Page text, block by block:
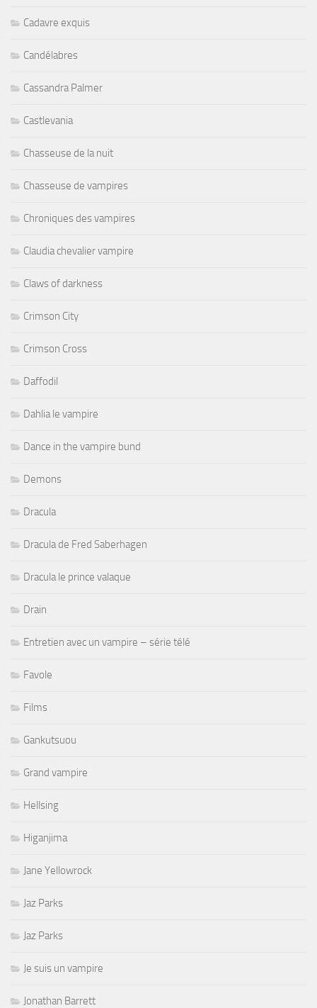
Cadavre exquis
Candélabres
Cassandra Palmer
Castlevania
Chasseuse de la nuit
Chasseuse de vampires
Chroniques des vampires
Claudia chevalier vampire
Claws of darkness
Crimson City
Crimson Cross
Daffodil
Dahlia le vampire
Dance in the vampire bund
Demons
Dracula
Dracula de Fred Saberhagen
Dracula le prince valaque
Drain
Entretien avec un vampire – série télé
Favole
Films
Gankutsuou
Grand vampire
Hellsing
Higanjima
Jane Yellowrock
Jaz Parks
Jaz Parks
Je suis un vampire
Jonathan Barrett